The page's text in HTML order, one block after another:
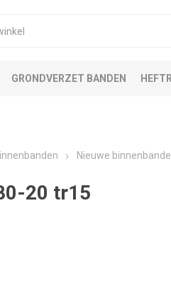
GRONDVERZET BANDEN
Nieuwe
20 tr15